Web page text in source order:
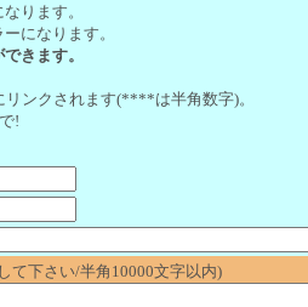
ります。
になります。
きます。
ンクされます(****は半角数字)。
!
て下さい/半角10000文字以内)